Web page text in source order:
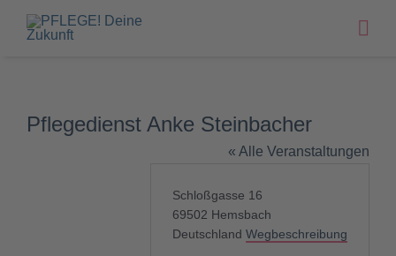
Zum
Inhalt
Pflegedienst Anke Steinbacher
« Alle Veranstaltungen
Adresse
Schloßgasse 16
69502 Hemsbach
Deutschland Wegbeschreibung